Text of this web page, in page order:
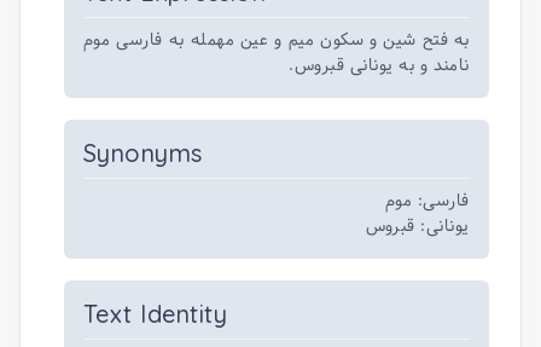
به فتح شین و سکون میم و عین مهمله به فارسی موم
نامند و به یونانی قبروس.
Synonyms
فارسی: موم
یونانی: قبروس
Text Identity